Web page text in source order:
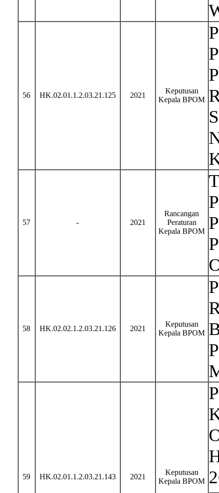
56 HK.02.01.1.2.03.21.125 2021
Keputusan
Kepala BPOM
57 - 2021
Rancangan
Peraturan
Kepala BPOM
58 HK.02.02.1.2.03.21.126 2021
Keputusan
Kepala BPOM
59 HK.02.01.1.2.03.21.143 2021
Keputusan
Kepala BPOM